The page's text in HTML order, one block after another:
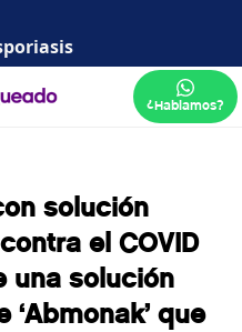
¿Hablamos?
solución
el COVID
una solución
que